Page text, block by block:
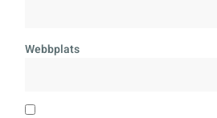
Webbplats